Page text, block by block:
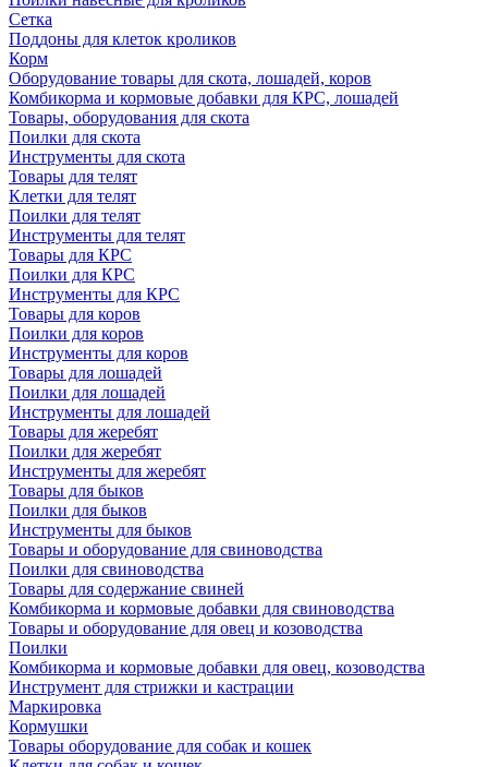
Сетка
Поддоны для клеток кроликов
Корм
Оборудование товары для скота, лошадей, коров
Комбикорма и кормовые добавки для КРС, лошадей
Товары, оборудования для скота
Поилки для скота
Инструменты для скота
Товары для телят
Клетки для телят
Поилки для телят
Инструменты для телят
Товары для КРС
Поилки для КРС
Инструменты для КРС
Товары для коров
Поилки для коров
Инструменты для коров
Товары для лошадей
Поилки для лошадей
Инструменты для лошадей
Товары для жеребят
Поилки для жеребят
Инструменты для жеребят
Товары для быков
Поилки для быков
Инструменты для быков
Товары и оборудование для свиноводства
Поилки для свиноводства
Товары для содержание свиней
Комбикорма и кормовые добавки для свиноводства
Товары и оборудование для овец и козоводства
Поилки
Комбикорма и кормовые добавки для овец, козоводства
Инструмент для стрижки и кастрации
Маркировка
Кормушки
Товары оборудование для собак и кошек